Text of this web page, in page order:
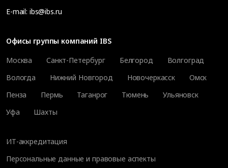
E-mail: ibs@ibs.ru
Офисы группы компаний IBS
Москва
Санкт-Петербург Белгород
Волгоград
Вологда
Нижний Новгород Новочеркасск
Омск
Пенза
Пермь Таганрог Тюмень
Ульяновск
Уфа
Шахты
ИТ-аккредитация
Персональные данные и правовые аспекты